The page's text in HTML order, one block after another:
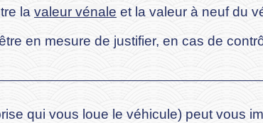
la valeur vénale et la valeur à neuf du
en mesure de justifier, en cas de
qui vous loue le véhicule) peut vous